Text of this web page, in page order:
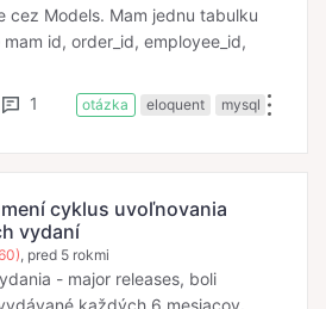
cez Models. Mam jednu tabulku
id, order_id, employee_id,
1 otázka eloquent mysql
cyklus uvoľnovania
vydaní
, pred 5 rokmi
- major releases, boli
každých 6 mesiacov.